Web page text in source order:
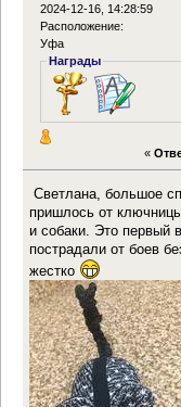
2024-12-16, 14:28:59
Расположение:
Уфа
Награды
«
Светлана, большое
пришлось от
и собаки. Это первый
пострадали от боев
жестко